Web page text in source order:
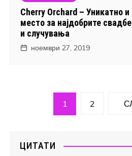
Cherry Orchard – Уникатно и
место за најдобрите
и случувања
ноември 27, 2019
Навигација
написи
1 2
ЦИТАТИ